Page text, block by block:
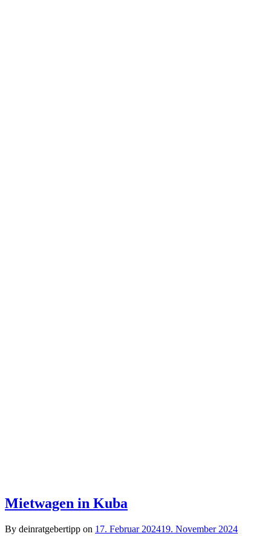
Mietwagen in Kuba
By deinratgebertipp on 17. Februar 202419. November 2024